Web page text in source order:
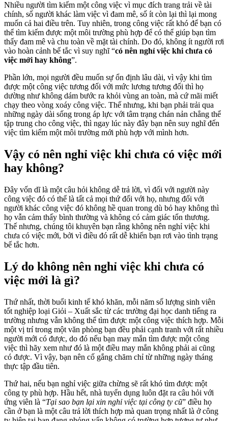
Nhiều người tìm kiếm một công việc vì mục đích trang trải về tài
chính, số người khác làm việc vì đam mê, số ít còn lại thì lại mong
muốn cả hai điều trên. Tuy nhiên, trong công việc rất khó để bạn có
thể tìm kiếm được một môi trường phù hợp để có thể giúp bạn tìm
thấy đam mê và chu toàn về mặt tài chính. Do đó, không ít người rơi
vào hoàn cảnh bế tắc vì suy nghĩ “có nên nghỉ việc khi chưa có
việc mới hay không”.
Phần lớn, mọi người đều muốn sự ổn định lâu dài, vì vậy khi tìm
được một công việc tương đối với mức lương tương đối thì họ
dường như không dám bước ra khỏi vùng an toàn, mà cứ mãi miết
chạy theo vòng xoáy công việc. Thế nhưng, khi bạn phải trải qua
những ngày dài sống trong áp lực với tâm trạng chán nản chẳng thể
tập trung cho công việc, thì ngay lúc này đây bạn nên suy nghĩ đến
việc tìm kiếm một môi trường mới phù hợp với mình hơn.
Vậy có nên nghỉ việc khi chưa có việc mới
hay không?
Đây vốn dĩ là một câu hỏi không dễ trả lời, vì đối với người này
công việc đó có thể là tất cả mọi thứ đối với họ, nhưng đối với
người khác công việc đó không hề quan trong dù bỏ hay không thì
họ vẫn cảm thấy bình thường và không có cảm giác tổn thương.
Thế nhưng, chúng tôi khuyên bạn rằng không nên nghỉ việc khi
chưa có việc mới, bởi vì điều đó rất dễ khiến bạn rơi vào tình trạng
bế tắc hơn.
Lý do không nên nghỉ việc khi chưa có
việc mới là gì?
Thứ nhất, thời buổi kinh tế khó khăn, mỗi năm số lượng sinh viên
tốt nghiệp loại Giỏi – Xuất sắc từ các trường đại học danh tiếng ra
trường nhưng vẫn không thể tìm được một công việc thích hợp. Mỗi
một vị trí trong một văn phòng bạn đều phải cạnh tranh với rất nhiều
người mới có được, do đó nếu bạn may mắn tìm được một công
việc thì hãy xem như đó là một điều may mắn không phải ai cũng
có được. Vì vậy, bạn nên cố gắng chăm chỉ từ những ngày tháng
thực tập đầu tiên.
Thứ hai, nếu bạn nghỉ việc giữa chừng sẽ rất khó tìm được một
công ty phù hợp. Hầu hết, nhà tuyển dụng luôn đặt ra câu hỏi với
ứng viên là “Tại sao bạn lại xin nghỉ việc tại công ty cũ” điều họ
cần ở bạn là một câu trả lời thích hợp mà quan trọng nhất là ở công